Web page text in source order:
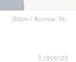
180cm / Rozmiar: XL
5 recenzji